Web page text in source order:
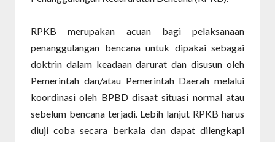
RPKB merupakan acuan bagi pelaksanaan
penanggulangan bencana untuk dipakai sebagai
doktrin dalam keadaan darurat dan disusun oleh
Pemerintah dan/atau Pemerintah Daerah melalui
koordinasi oleh BPBD disaat situasi normal atau
sebelum bencana terjadi. Lebih lanjut RPKB harus
diuji coba secara berkala dan dapat dilengkapi